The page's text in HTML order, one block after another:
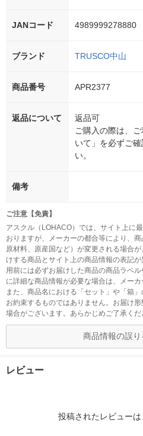
JANコード 4989999278880
ブランド TRUSCO中山
商品番号 APR2377
返品について
返品可
ご購入の際は、
いて」を必ずご
い。
備考
ご注意【免責】
アスクル（LOHACO）では、サイト上に
おりますが、メーカーの都合等により、
原材料、原産国など）が変更される場合
けする商品とサイト上の商品情報の表記
用前には必ずお届けした商品の商品ラベ
に詳細な商品情報が必要な場合は、メーカ
また、商品名における「セット」や「箱
お約束するものではありません。お届け
場合がございます。あらかじめご了承くだ
商品情報の誤り
レビュー
投稿されたレビューは